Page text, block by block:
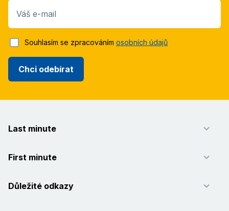
Váš e-mail
Chci odebírat
Souhlasím se zpracováním osobních údajů
Last minute
First minute
Důležité odkazy